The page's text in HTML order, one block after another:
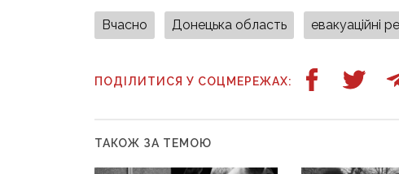
Вчасно Донецька область евакуаційні
ПОДІЛИТИСЯ У СОЦМЕРЕЖАХ:
ТАКОЖ ЗА ТЕМОЮ